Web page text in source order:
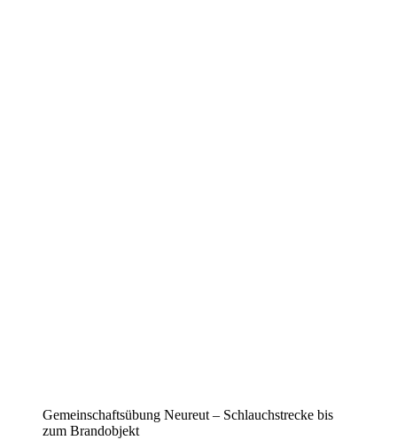
Gemeinschaftsübung Neureut – Schlauchstrecke bis
zum Brandobjekt